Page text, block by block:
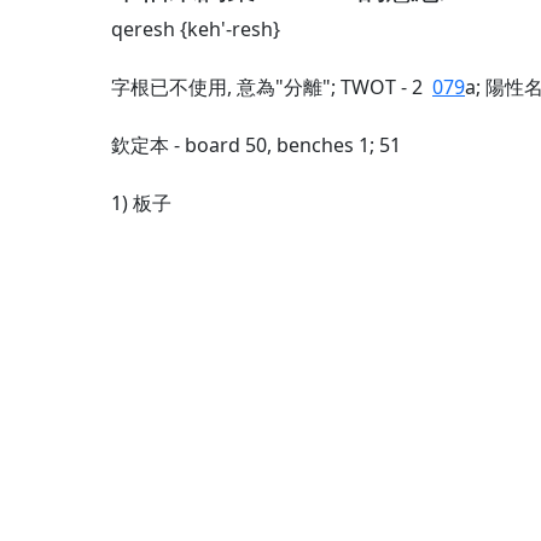
qeresh {keh'-resh}
字根已不使用, 意為"分離"; TWOT - 2 079a; 陽性
欽定本 - board 50, benches 1; 51
1) 板子